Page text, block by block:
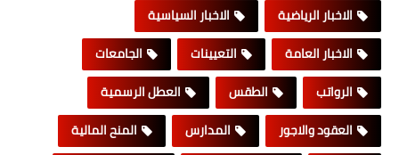
الاخبار الرياضية
الاخبار السياسية
الاخبار العامة
التعيينات
الجامعات
الرواتب
الطقس
العطل الرسمية
العقود والاجور
المدارس
المنح المالية